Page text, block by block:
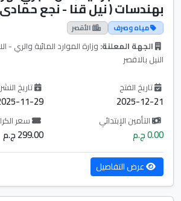
بهندسات ( نيل قنا - نجع
مياه وصرف الأقصر
الجهة المعلنة: وزارة الموارد المائية والري -
النيل بالاقصر
تاريخ الفتح
2025-12-21
تاريخ النشر
11-29
التأمين الإبتدائي
0.00 ج.م
سعر
299.00 ج.م
عرض التفاصيل